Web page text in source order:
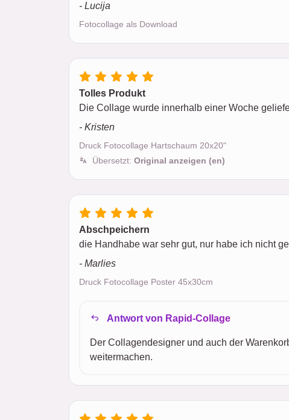
- Lucija
Fotocollage als Download
Tolles Produkt
Die Collage wurde innerhalb einer Woche
- Kristen
Druck Fotocollage Hartschaum 20x20"
Übersetzt: Original anzeigen (en)
Abschpeichern
die Handhabe war sehr gut, nur habe ich nicht
- Marlies
Druck Fotocollage Poster 45x30cm
Antwort von Rapid-Collage
Der Collagendesigner und auch der
weitermachen.